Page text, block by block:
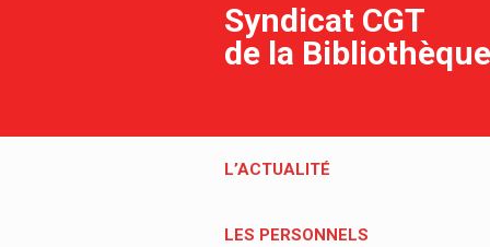
Syndicat CGT
de la
L’ACTUALITÉ
LES PERSONNELS